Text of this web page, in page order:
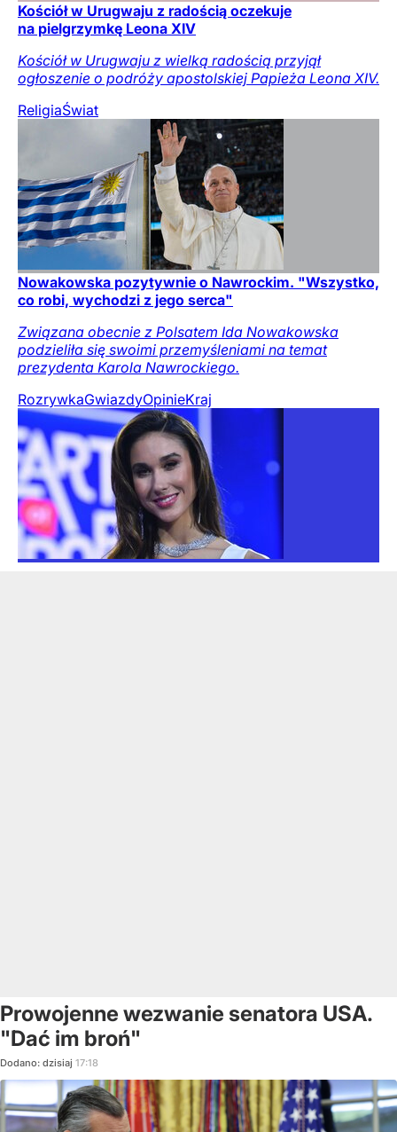
Kościół w Urugwaju z radością oczekuje
na pielgrzymkę Leona XIV
Kościół w Urugwaju z wielką radością przyjął
ogłoszenie o podróży apostolskiej Papieża Leona XIV.
ReligiaŚwiat
Nowakowska pozytywnie o Nawrockim. "Wszystko,
co robi, wychodzi z jego serca"
Związana obecnie z Polsatem Ida Nowakowska
podzieliła się swoimi przemyśleniami na temat
prezydenta Karola Nawrockiego.
RozrywkaGwiazdyOpinieKraj
Prowojenne wezwanie senatora USA.
"Dać im broń"
Dodano: dzisiaj 17:18